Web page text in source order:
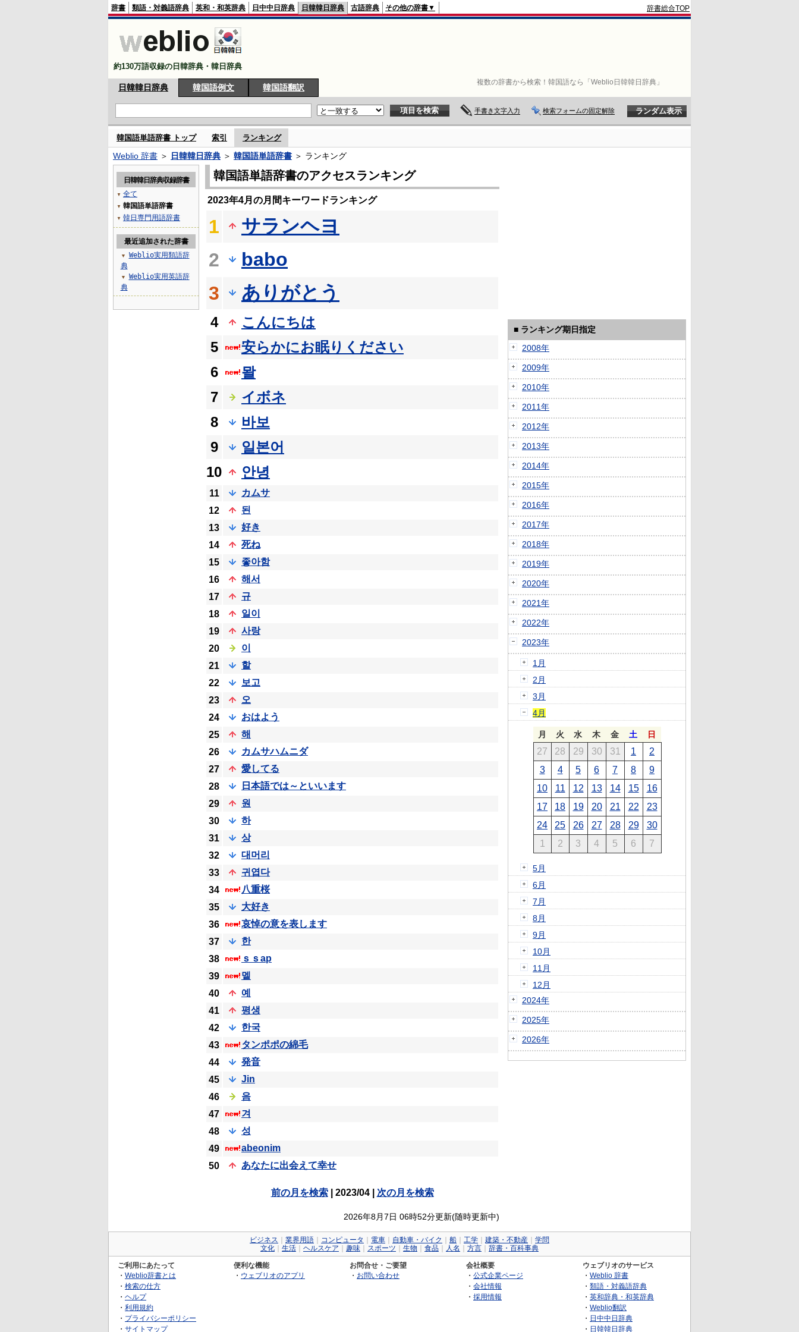
複数の辞書から検索！韓国語なら「Weblio日韓韓日辞典」
辞書 類語・対義語辞典 英和・和英辞典 日中中日辞典 日韓韓日辞典 古語辞典 その他の辞書▼ 辞書総合TOP
約130万語収録の日韓辞典・韓日辞典
日韓韓日辞典 韓国語例文 韓国語翻訳
手書き文字入力 検索フォームの固定解除
韓国語単語辞書 トップ 索引 ランキング
Weblio 辞書 ＞ 日韓韓日辞典 ＞ 韓国語単語辞書 ＞ ランキング
韓国語単語辞書のアクセスランキング
2023年4月の月間キーワードランキング
1
サランヘヨ
2
babo
3
ありがとう
4
こんにちは
5
安らかにお眠りください
6
뫌
7
イボネ
8
바보
9
일본어
10
안녕
11
カムサ
12
된
13
好き
14
死ね
15
좋아함
16
해서
17
규
18
일이
19
사랑
20
이
21
할
22
보고
23
오
24
おはよう
25
해
26
カムサハムニダ
27
愛してる
28
日本語では～といいます
29
원
30
하
31
상
32
대머리
33
귀엽다
34
八重桜
35
大好き
36
哀悼の意を表します
37
한
38
ｓｓap
39
멭
40
예
41
평생
42
한국
43
タンポポの綿毛
44
発音
45
Jin
46
음
47
겨
48
성
49
abeonim
50
あなたに出会えて幸せ
前の月を検索| 2023/04 | 次の月を検索
2026年8月7日 06時52分更新(随時更新中)
日韓韓日辞典収録辞書
▼ 全て
▼ 韓国語単語辞書
▼ 韓日専門用語辞書
最近追加された辞書
▼
Weblio実用類語辞
典
▼
Weblio実用英語辞
典
■ ランキング期日指定
2008年
2009年
2010年
2011年
2012年
2013年
2014年
2015年
2016年
2017年
2018年
2019年
2020年
2021年
2022年
2023年
1月
2月
3月
4月
月 火 水 木 金 土 日
27 28 29 30 31 1
2
3
4 5 6 7 8
9
10
11 12 13 14 15
16
17
18 19 20 21 22
23
24
25 26 27 28 29
30
1
2 3 4 5 6 7
5月
6月
7月
8月
9月
10月
11月
12月
2024年
2025年
2026年
ビジネス 業界用語 コンピュータ 電車 自動車・バイク 船 工学 建築・不動産
学問
文化
生活 ヘルスケア 趣味 スポーツ 生物 食品 人名 方言 辞書・百科事典
ご利用にあたって
・ Weblio辞書とは
・ 検索の仕方
・ ヘルプ
・ 利用規約
・ プライバシーポリシー
・ サイトマップ
便利な機能
・ ウェブリオのアプリ
お問合せ・ご要望
・ お問い合わせ
会社概要
・ 公式企業ページ
・ 会社情報
・ 採用情報
ウェブリオのサービス
・ Weblio 辞書
・ 類語・対義語辞典
・ 英和辞典・和英辞典
・ Weblio翻訳
・ 日中中日辞典
・ 日韓韓日辞典